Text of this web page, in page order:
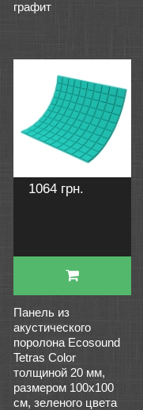
графит
1064 грн.
Панель из
акустического
поролона Ecosound
Tetras Color
толщиной 20 мм,
размером 100х100
см, зеленого цвета